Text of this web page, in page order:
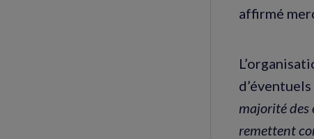
affirmé
majorité des
remettent